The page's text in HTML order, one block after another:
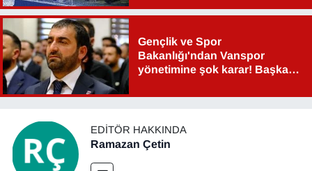
Gençlik ve Spor
Bakanlığı'ndan Vanspor
yönetimine şok karar! Başkan
EDITÖR HAKKINDA
Ramazan Çetin